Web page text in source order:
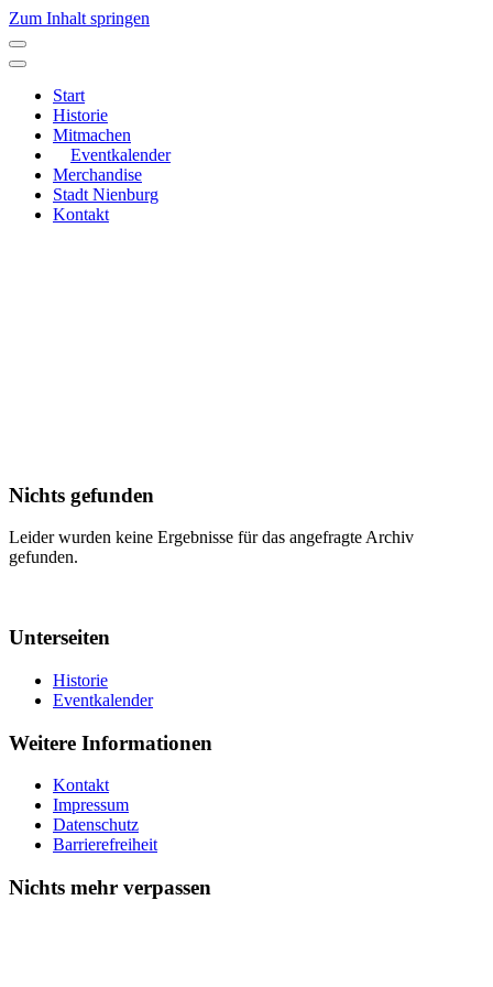
Zum Inhalt springen
Hauptnavigation
Start
Historie
Mitmachen
Eventkalender
Merchandise
Stadt Nienburg
Kontakt
Nichts gefunden
Leider wurden keine Ergebnisse für das angefragte Archiv
gefunden.
Unterseiten
Historie
Eventkalender
Weitere Informationen
Kontakt
Impressum
Datenschutz
Barrierefreiheit
Nichts mehr verpassen